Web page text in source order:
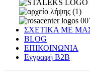
ΣΧΕΤΙΚΑ ΜΕ
BLOG
ΕΠΙΚΟΙΝΩΝΙΑ
Εγγραφή Β2Β